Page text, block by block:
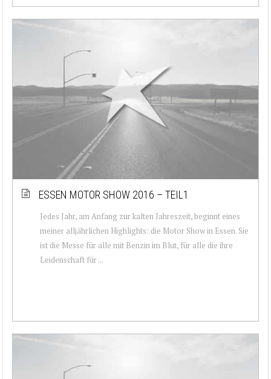
ESSEN MOTOR SHOW 2016 – TEIL1
Jedes Jahr, am Anfang zur kalten Jahreszeit, beginnt eines
meiner alljährlichen Highlights: die Motor Show in Essen. Sie
ist die Messe für alle mit Benzin im Blut, für alle die ihre
Leidenschaft für ...